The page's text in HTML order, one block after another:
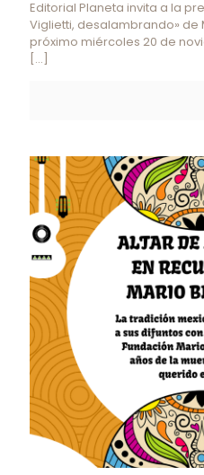
Editorial Planeta invita a la
Viglietti, desalambrando» de
próximo miércoles 20 de
[…]